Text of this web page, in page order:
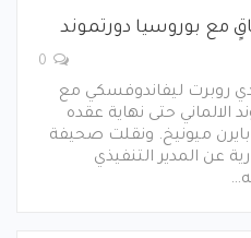
مع بوروسيا دورتموند
روبرت ليفاندوفسكي مع
الالماني حتى نهاية عقده
بايرن ميونيخ. ونقلت صحيفة
عن المدير التنفيذي